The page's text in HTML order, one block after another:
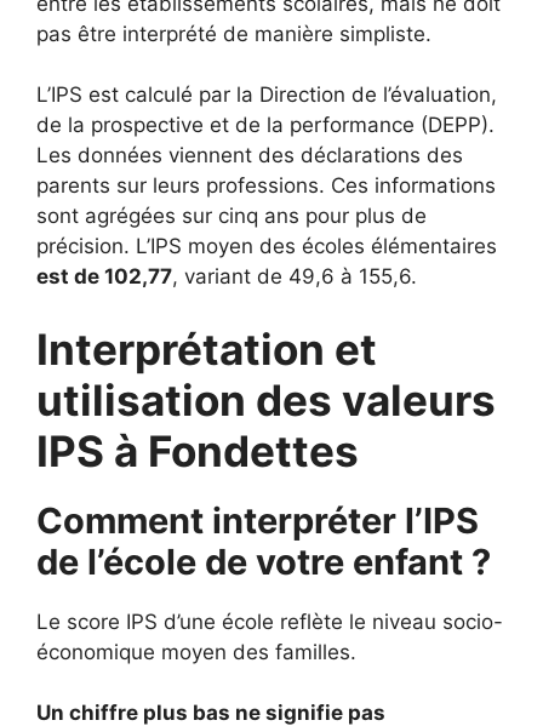
pas être interprété de manière simpliste.
L’IPS est calculé par la Direction de l’évaluation,
de la prospective et de la performance (DEPP).
Les données viennent des déclarations des
parents sur leurs professions. Ces informations
sont agrégées sur cinq ans pour plus de
précision. L’IPS moyen des écoles élémentaires
est de 102,77, variant de 49,6 à 155,6.
Interprétation et
utilisation des valeurs
IPS à Fondettes
Comment interpréter l’IPS
de l’école de votre enfant ?
Le score IPS d’une école reflète le niveau socio-
économique moyen des familles.
Un chiffre plus bas ne signifie pas